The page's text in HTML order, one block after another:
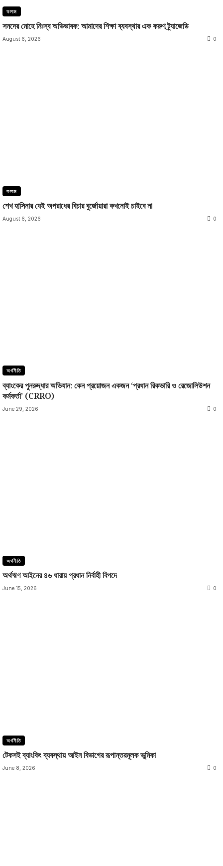
কলাম
সনদের মোহে নিঃস্ব অভিভাবক: আমাদের শিক্ষা ব্যবস্থার এক করুণ ট্র্যাজেডি
August 6, 2026 0
কলাম
শেখ হাসিনার যেই অপরাধের বিচার বুর্জোয়ারা কখনোই চাইবে না
August 6, 2026 0
অর্থনীতি
ব্যাংকের পুনরুদ্ধার অভিযান: কেন প্রয়োজন একজন ‘প্রধান রিকভারি ও রেজোলিউশন
কর্মকর্তা’ (CRRO)
June 29, 2026 0
অর্থনীতি
অর্থঋণ আইনের ৪৬ ধারায় প্রধান নির্বাহী বিপদে
June 15, 2026 0
অর্থনীতি
টেকসই ব্যাংকিং ব্যবস্থায় আইন বিভাগের রূপান্তরমূলক ভূমিকা
June 8, 2026 0